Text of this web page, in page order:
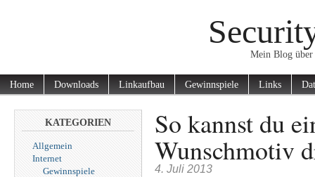
Mein Blog
Home Downloads Linkaufbau Gewinnspiele Links
KATEGORIEN
Allgemein
Internet
Gewinnspiele
So kannst du
Wunschmotiv
4. Juli 2013